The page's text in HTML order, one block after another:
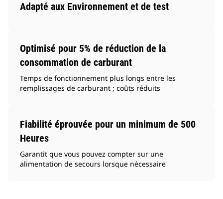
Adapté aux Environnement et de test
Optimisé pour 5% de réduction de la
consommation de carburant
Temps de fonctionnement plus longs entre les
remplissages de carburant ; coûts réduits
Fiabilité éprouvée pour un minimum de 500
Heures
Garantit que vous pouvez compter sur une
alimentation de secours lorsque nécessaire